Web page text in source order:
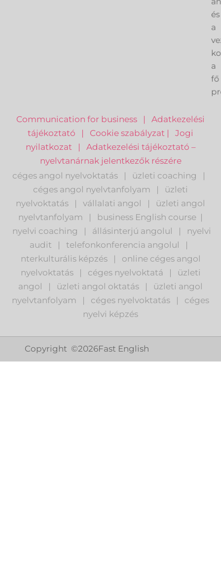
és
a
Communication for business | Adatkezelési
tájékoztató | Cookie szabályzat | Jogi
nyilatkozat | Adatkezelési tájékoztató –
nyelvtanárnak jelentkezők részére
céges angol nyelvoktatás
| üzleti coaching
|
céges angol nyelvtanfolyam
|
üzleti
nyelvoktatás
| vállalati angol |
üzleti angol
nyelvtanfolyam
| business English course |
nyelvi coaching
| állásinterjú angolul |
nyelvi
audit
| telefonkonferencia angolul
|
nterkulturális képzés
| online céges angol
nyelvoktatás
| céges nyelvoktatá |
üzleti
angol
| üzleti angol oktatás |
üzleti angol
nyelvtanfolyam
| céges nyelvoktatás |
céges
nyelvi képzés
Copyright ©2026Fast English